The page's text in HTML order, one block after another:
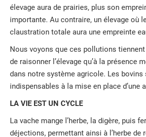
élevage aura de prairies, plus son
importante. Au contraire, un élevage où
claustration totale aura une empreinte
Nous voyons que ces pollutions
de raisonner l’élevage qu’à la présence
dans notre système agricole. Les bovins
indispensables à la mise en place d’une
LA VIE EST UN CYCLE
La vache mange l’herbe, la digère, puis
déjections, permettant ainsi à l’herbe de